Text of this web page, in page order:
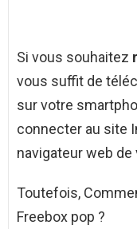
Si vous souhaitez
vous suffit de
sur votre
connecter au site
navigateur web de
Toutefois,
Freebox pop ?